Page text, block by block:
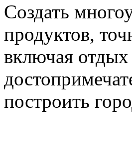
Создать
продуктов,
включая
построить